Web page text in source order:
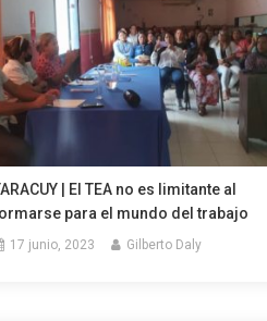
| El TEA no es limitante al
para el mundo del trabajo
17 junio, 2023 Gilberto Daly